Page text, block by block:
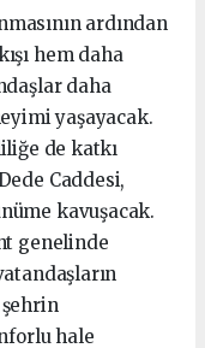
ardından
hem daha
daha
yaşayacak.
de katkı
Caddesi,
kavuşacak.
genelinde
şehrin
hale